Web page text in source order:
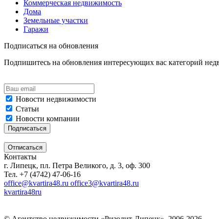
Коммерческая недвижимость
Дома
Земельные участки
Гаражи
Подписаться на обновления
Подпишитесь на обновления интересующих вас категорий
Новости недвижимости
Статьи
Новости компании
Контакты
г. Липецк, пл. Петра Великого, д. 3, оф. 300
Тел. +7 (4742) 47-06-16
office@kvartira48.ru office3@kvartira48.ru
kvartira48ru